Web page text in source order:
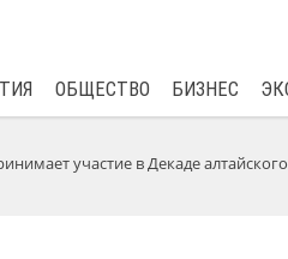
ОБЩЕСТВО БИЗНЕС
участие в Декаде